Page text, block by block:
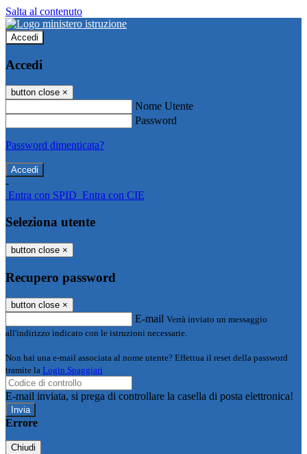
Salta al contenuto
Accedi
Accedi
button close ×
Nome Utente
Password
Password dimenticata?
-
Entra con SPID Entra con CIE
Seleziona utente
button close ×
Recupero password
button close ×
E-mail Verrà inviato un messaggio
all'indirizzo indicato con le istruzioni necessarie.
Non hai una e-mail associata al nome utente? Effettua il reset della password
tramite la Login Spaggiari
E-mail inviata, si prega di controllare la casella di posta elettronica!
Errore
Chiudi